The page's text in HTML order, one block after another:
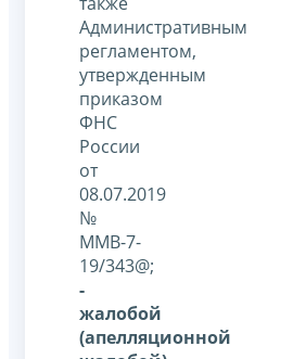
Административным
регламентом,
утвержденным
приказом
ФНС
России
от
08.07.2019
№
ММВ-7-
19/343@;
-
жалобой
(апелляционной